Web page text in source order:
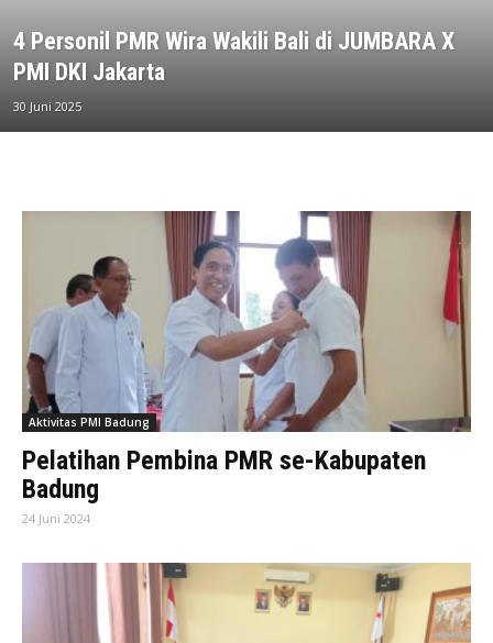
4 Personil PMR Wira Wakili Bali di JUMBARA X
PMI DKI Jakarta
30 Juni 2025
Aktivitas PMI Badung
Pelatihan Pembina PMR se-Kabupaten
Badung
24 Juni 2024